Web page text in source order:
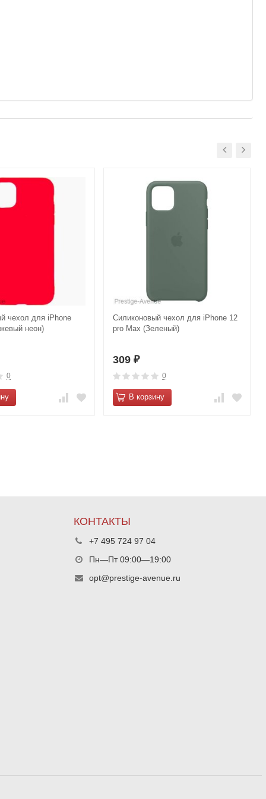
чехол для iPhone
неон)
0
Силиконовый чехол для iPhone 12
pro Max (Зеленый)
309 ₽
0
В корзину
КОНТАКТЫ
+7 495 724 97 04
Пн—Пт 09:00—19:00
opt@prestige-avenue.ru